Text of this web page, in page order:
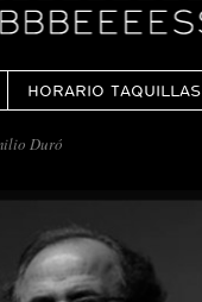
HORARIO TAQUILLAS
Duró